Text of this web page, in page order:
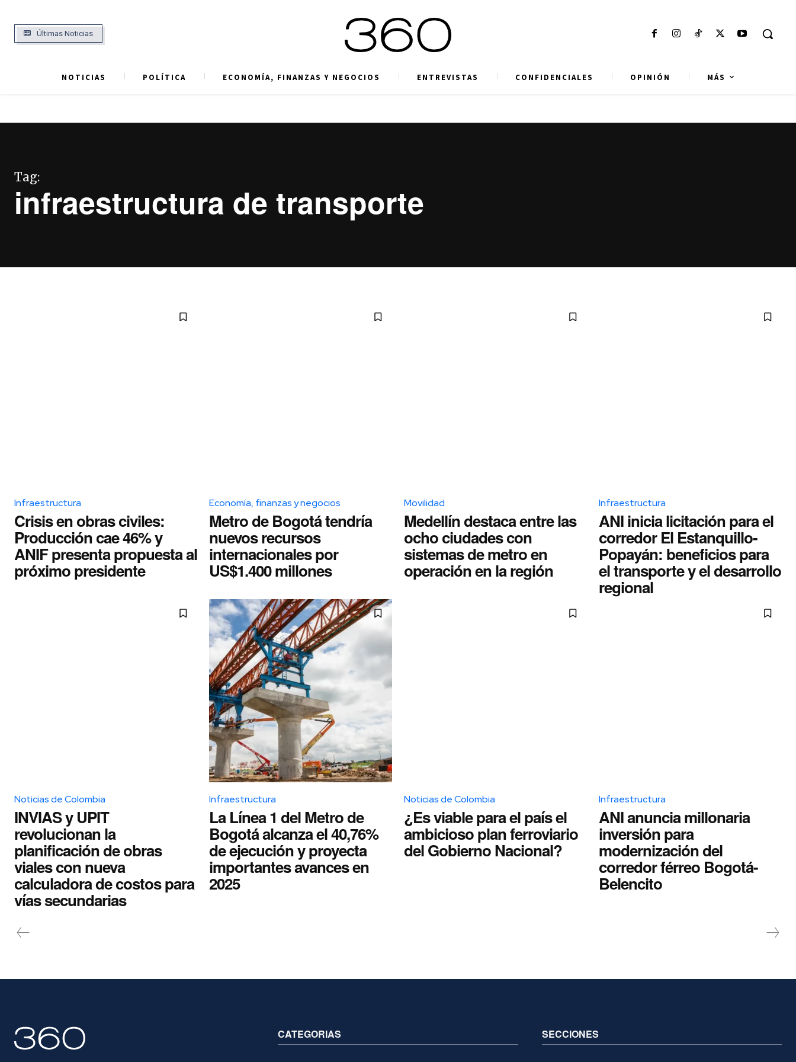
Últimas Noticias
NOTICIAS POLÍTICA ECONOMÍA, FINANZAS Y NEGOCIOS ENTREVISTAS CONFIDENCIALES OPINIÓN MÁS
Tag:
infraestructura de transporte
Infraestructura
Crisis en obras civiles:
Producción cae 46% y
ANIF presenta propuesta al
próximo presidente
Economía, finanzas y negocios
Metro de Bogotá tendría
nuevos recursos
internacionales por
US$1.400 millones
Movilidad
Medellín destaca entre las
ocho ciudades con
sistemas de metro en
operación en la región
Infraestructura
ANI inicia licitación para el
corredor El Estanquillo-
Popayán: beneficios para
el transporte y el desarrollo
regional
Noticias de Colombia
INVIAS y UPIT
revolucionan la
planificación de obras
viales con nueva
calculadora de costos para
vías secundarias
Infraestructura
La Línea 1 del Metro de
Bogotá alcanza el 40,76%
de ejecución y proyecta
importantes avances en
2025
Noticias de Colombia
¿Es viable para el país el
ambicioso plan ferroviario
del Gobierno Nacional?
Infraestructura
ANI anuncia millonaria
inversión para
modernización del
corredor férreo Bogotá-
Belencito
CATEGORIAS SECCIONES